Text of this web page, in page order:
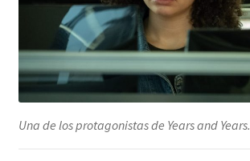
Una de los protagonistas de Years and Years.